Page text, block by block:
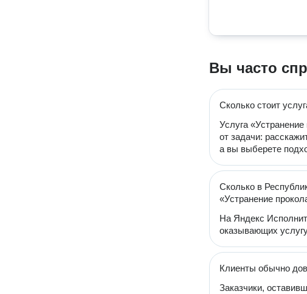
Вы часто
Сколько стоит
Услуга
от задачи:
а вы выберете
Сколько в
«Устранение
На Яндекс
оказывающих
Клиенты обычно
Заказчики,